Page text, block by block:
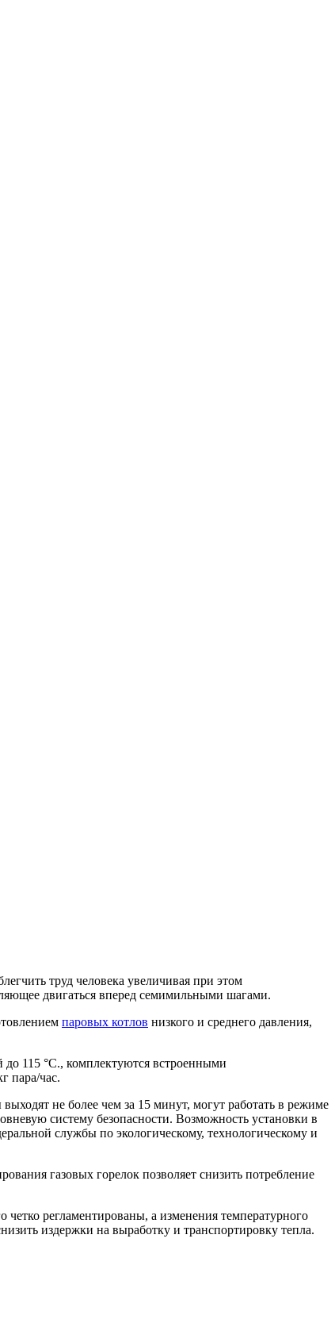
труд человека увеличивая при этом
двигаться вперед семимильными шагами.
паровых котлов низкого и среднего давления,
115 °С., комплектуются встроенными
пара/час.
не более чем за 15 минут, могут работать в режиме
систему безопасности. Возможность установки в
службы по экологическому, технологическому и
газовых горелок позволяет снизить потребление
четко регламентированы, а изменения температурного
издержки на выработку и транспортировку тепла.